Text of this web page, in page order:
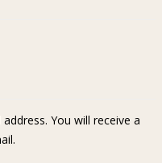
You will receive a